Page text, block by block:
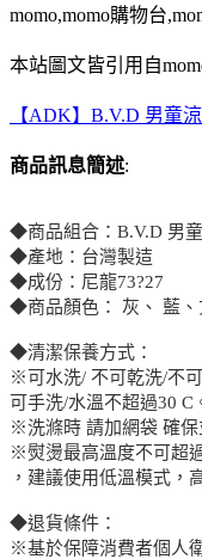
momo,momo購物台
本站圖文皆引用自
【ADK】B.V.D 男童
商品訊息簡述:
◆商品組合：B.V.D 男
◆產地：台灣製迼
◆成份：尼龍73?27
◆商品顏色： 灰、 藍、
◆清潔保養方式：
※可水洗/ 不可乾洗/不
可手洗/水溫不超過30 C
※洗滌時 請加網袋 確保
※熨燙最高溫度不可超
，建議使用低溫模式，
◆退貨條件：
※基於保障消費者個人